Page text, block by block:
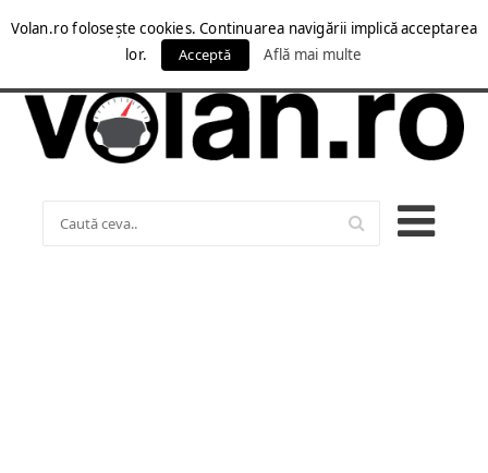
Volan.ro folosește cookies. Continuarea navigării implică acceptarea
lor.
Acceptă Află mai multe